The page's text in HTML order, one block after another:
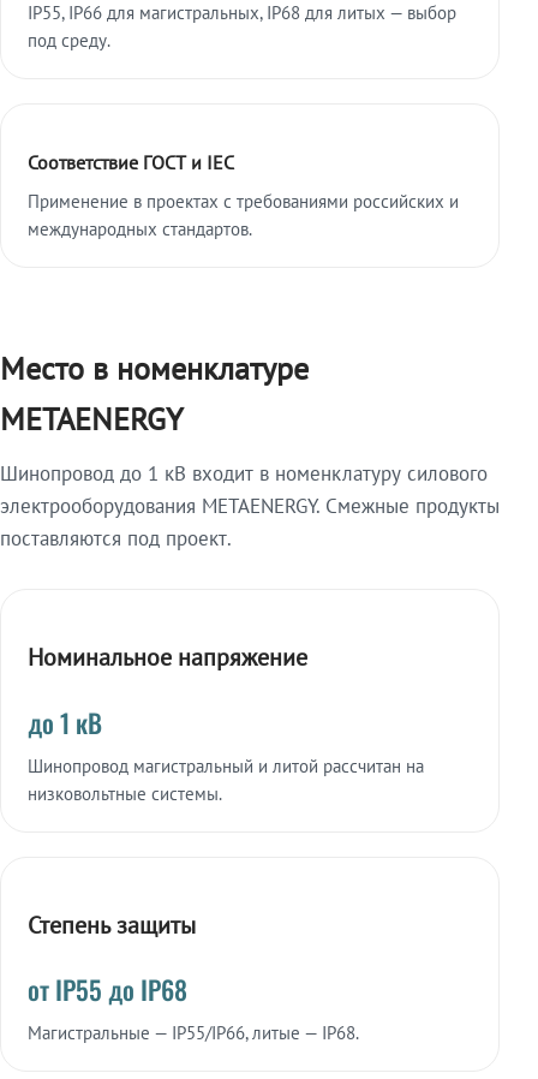
IP55, IP66 для магистральных, IP68 для литых — выбор
под среду.
Соответствие ГОСТ и IEC
Применение в проектах с требованиями российских и
международных стандартов.
Место в номенклатуре
METAENERGY
Шинопровод до 1 кВ входит в номенклатуру силового
электрооборудования METAENERGY. Смежные продукты
поставляются под проект.
Номинальное напряжение
до 1 кВ
Шинопровод магистральный и литой рассчитан на
низковольтные системы.
Степень защиты
от IP55 до IP68
Магистральные — IP55/IP66, литые — IP68.